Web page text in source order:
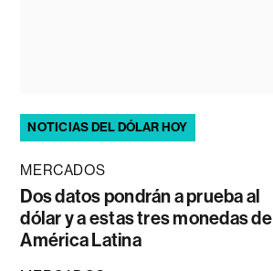
NOTICIAS DEL DÓLAR HOY
MERCADOS
Dos datos pondrán a prueba al
dólar y a estas tres monedas de
América Latina